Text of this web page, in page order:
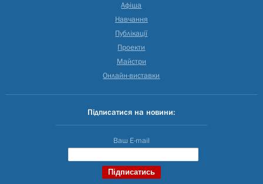
Афіша
Навчання
Публікації
Проекти
Майстри
Онлайн-виставки
Підписатися на новини:
Ваш E-mail